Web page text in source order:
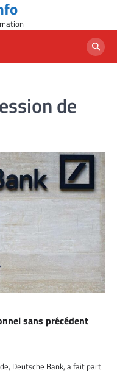
de
sans précédent
Deutsche Bank, a fait part